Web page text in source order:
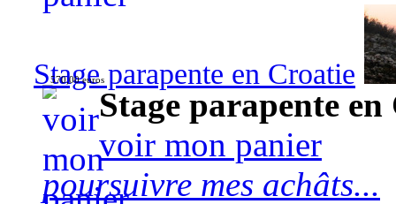
Stage parapente en Croatie
570,00 euros
Stage parapente
voir mon panier
poursuivre mes achâts...